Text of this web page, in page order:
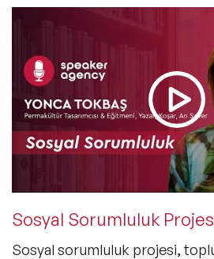
Sosyal Sorumluluk
Sosyal sorumluluk projesi,